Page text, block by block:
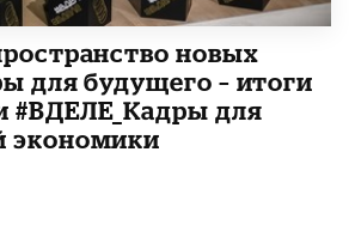
новых
для будущего – итоги
#ВДЕЛЕ_Кадры для
экономики